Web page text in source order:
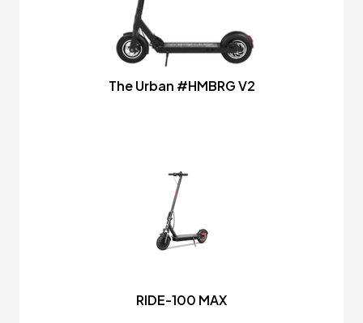
The Urban #HMBRG V2
RIDE-100 MAX